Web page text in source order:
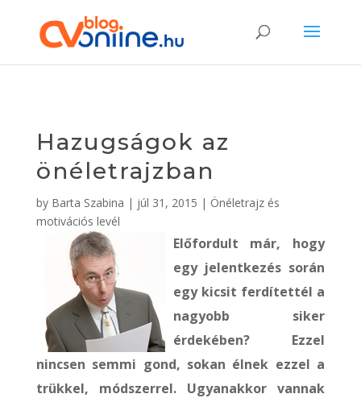
Hazugságok az
önéletrajzban
by Barta Szabina | júl 31, 2015 | Önéletrajz és
motivációs levél
Előfordult már, hogy
egy jelentkezés során
egy kicsit ferdítettél a
nagyobb siker
érdekében? Ezzel
nincsen semmi gond, sokan élnek ezzel a
trükkel, módszerrel. Ugyanakkor vannak